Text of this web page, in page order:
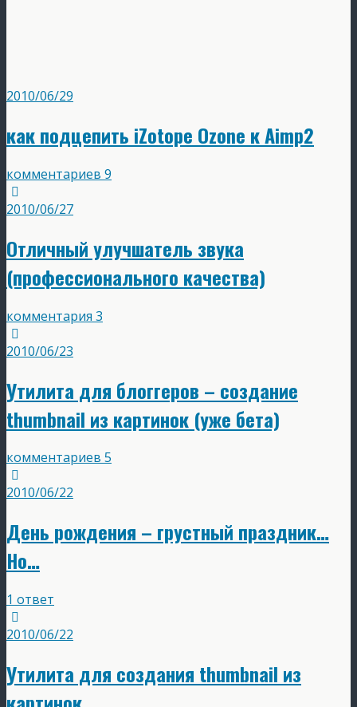
2010/06/29
как подцепить iZotope Ozone к Aimp2
комментариев 9
2010/06/27
Отличный улучшатель звука
(профессионального качества)
комментария 3
2010/06/23
Утилита для блоггеров – создание
thumbnail из картинок (уже бета)
комментариев 5
2010/06/22
День рождения – грустный праздник…
Но…
1 ответ
2010/06/22
Утилита для создания thumbnail из